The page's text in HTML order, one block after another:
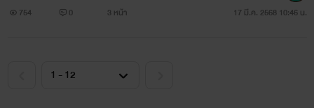
754 0 3 หน้า 17 มี.ค. 2568 10:46 น.